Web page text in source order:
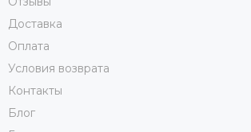
Доставка
Оплата
Условия возврата
Контакты
Блог